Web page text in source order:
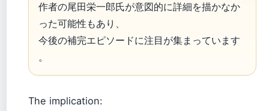
作者の尾田栄一郎氏が意図的に詳細を描かなか
った可能性もあり、
今後の補完エピソードに注目が集まっています
。
The implication: